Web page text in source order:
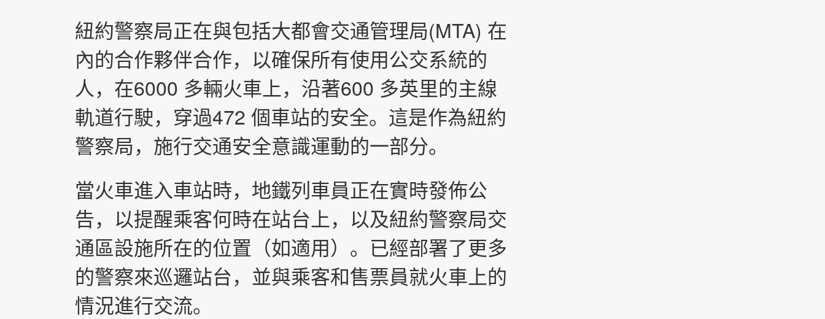
紐約警察局正在與包括大都會交通管理局(MTA) 在
內的合作夥伴合作，以確保所有使用公交系統的
人，在6000 多輛火車上，沿著600 多英里的主線
軌道行駛，穿過472 個車站的安全。這是作為紐約
警察局，施行交通安全意識運動的一部分。
當火車進入車站時，地鐵列車員正在實時發佈公
告，以提醒乘客何時在站台上，以及紐約警察局交
通區設施所在的位置（如適用）。已經部署了更多
的警察來巡邏站台，並與乘客和售票員就火車上的
情況進行交流。